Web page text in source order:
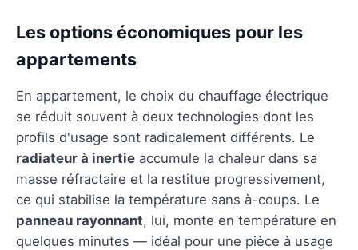
Les options économiques pour les
appartements
En appartement, le choix du chauffage électrique
se réduit souvent à deux technologies dont les
profils d'usage sont radicalement différents. Le
radiateur à inertie accumule la chaleur dans sa
masse réfractaire et la restitue progressivement,
ce qui stabilise la température sans à-coups. Le
panneau rayonnant, lui, monte en température en
quelques minutes — idéal pour une pièce à usage